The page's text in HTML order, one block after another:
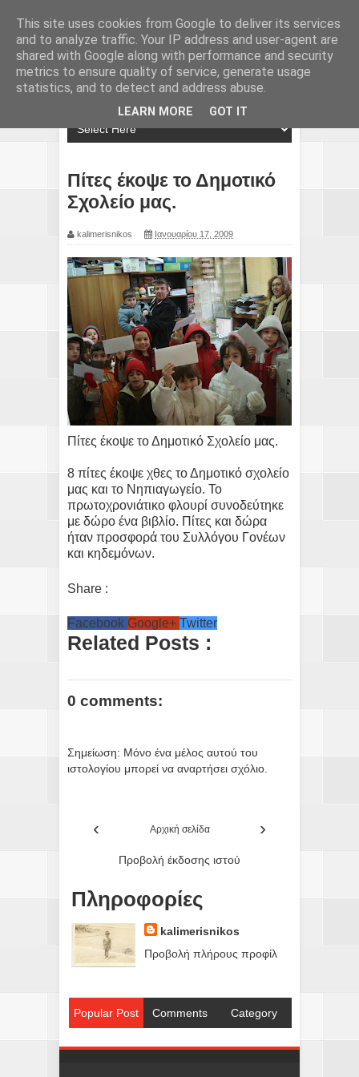
Πίτες έκοψε το Δημοτικό
Σχολείο μας.
kalimerisnikos Ιανουαρίου 17, 2009
Πίτες έκοψε το Δημοτικό Σχολείο μας.
8 πίτες έκοψε χθες το Δημοτικό σχολείο
μας και το Νηπιαγωγείο. Το
πρωτοχρονιάτικο φλουρί συνοδεύτηκε
με δώρο ένα βιβλίο. Πίτες και δώρα
ήταν προσφορά του Συλλόγου Γονέων
και κηδεμόνων.
Share :
Facebook Google+ Twitter
Related Posts :
0 comments:
Σημείωση: Μόνο ένα μέλος αυτού του
ιστολογίου μπορεί να αναρτήσει σχόλιο.
‹ ›
Αρχική σελίδα
Προβολή έκδοσης ιστού
Πληροφορίες
kalimerisnikos
Προβολή πλήρους προφίλ
Popular Post Comments Category
This site uses cookies from Google to deliver its services
and to analyze traffic. Your IP address and user-agent are
shared with Google along with performance and security
metrics to ensure quality of service, generate usage
statistics, and to detect and address abuse.
LEARN MORE GOT IT